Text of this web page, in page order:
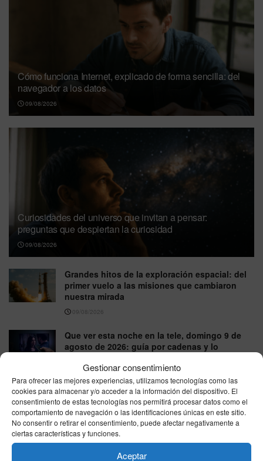
Gestionar consentimiento
Para ofrecer las mejores experiencias, utilizamos tecnologías como las
cookies para almacenar y/o acceder a la información del dispositivo. El
consentimiento de estas tecnologías nos permitirá procesar datos como el
comportamiento de navegación o las identificaciones únicas en este sitio.
No consentir o retirar el consentimiento, puede afectar negativamente a
ciertas características y funciones.
Aceptar
Cómo funciona Internet, explicado de forma sencilla: del
navegador a los datos
09/08/2026
Curiosidades del universo que invitan a pensar:
preguntas que despiertan la curiosidad
09/08/2026
Grandes hitos de la exploración espacial: del
primer vuelo a las misiones que cambiaron
nuestra mirada
09/08/2026
Que ver esta noche en la tele, domingo 9 de
agosto de 2026: guía por cadenas y lo
09/08/2026
Curiosidades del idioma español: origen de
palabras, sonidos y reglas que sorprenderán
09/08/2026
Animales con habilidades extraordinarias:
curiosidades reales del mundo natural